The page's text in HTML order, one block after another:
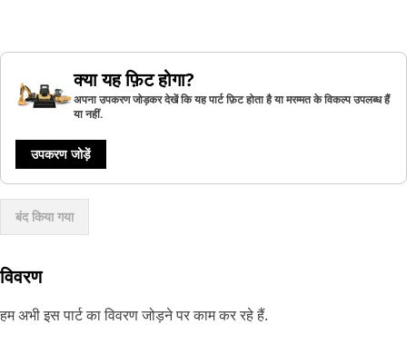
क्या यह फ़िट होगा?
अपना उपकरण जोड़कर देखें कि यह पार्ट फ़िट होता है या मरम्मत के विकल्प उपलब्ध हैं
या नहीं.
उपकरण जोड़ें
बंद किया गया
विवरण
हम अभी इस पार्ट का विवरण जोड़ने पर काम कर रहे हैं.